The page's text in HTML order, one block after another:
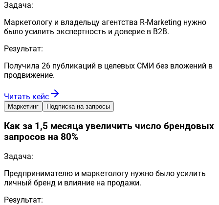
Задача:
Маркетологу и владельцу агентства R-Marketing нужно
было усилить экспертность и доверие в B2B.
Результат:
Получила 26 публикаций в целевых СМИ без вложений в
продвижение.
Читать кейс
Маркетинг Подписка на запросы
Как за 1,5 месяца увеличить число брендовых
запросов на 80%
Задача:
Предпринимателю и маркетологу нужно было усилить
личный бренд и влияние на продажи.
Результат: